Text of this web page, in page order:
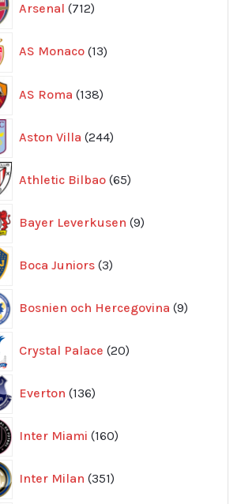
Arsenal 712
produkter
AS Monaco 13
produkter
AS Roma 138
produkter
Aston Villa 244
produkter
Athletic Bilbao 65
produkter
Bayer Leverkusen 9
produkter
Boca Juniors 3
produkter
Bosnien och Hercegovina 9
produkter
Crystal Palace 20
produkter
Everton 136
produkter
Inter Miami 160
produkter
Inter Milan 351
produkter